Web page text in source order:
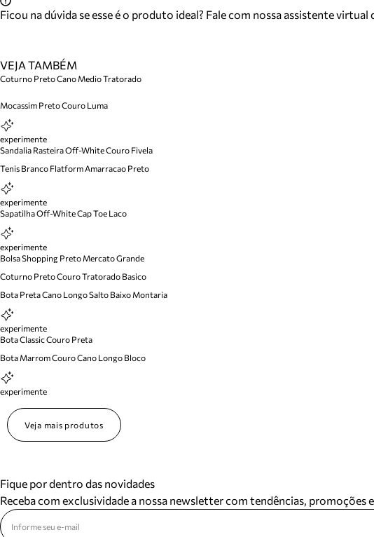
Ficou na dúvida se esse é o produto ideal? Fale com nossa assistente
VEJA TAMBÉM
Coturno Preto Cano Medio Tratorado
Mocassim Preto Couro Luma
experimente
Sandalia Rasteira Off-White Couro Fivela
Tenis Branco Flatform Amarracao Preto
experimente
Sapatilha Off-White Cap Toe Laco
experimente
Bolsa Shopping Preto Mercato Grande
Coturno Preto Couro Tratorado Basico
Bota Preta Cano Longo Salto Baixo Montaria
experimente
Bota Classic Couro Preta
Bota Marrom Couro Cano Longo Bloco
experimente
Veja mais produtos
Fique por dentro das novidades
Receba com exclusividade a nossa newsletter com tendências, promoções